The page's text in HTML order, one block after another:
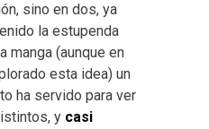
sino en dos, ya
la estupenda
manga (aunque en
esta idea) un
ha servido para ver
y casi